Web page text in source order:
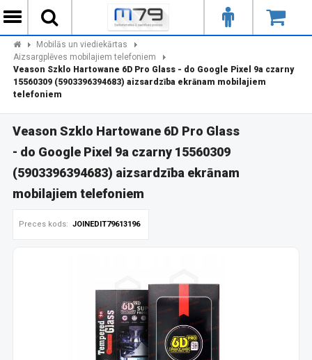
Mobilās un viediekārtas
Aizsargplēves mobilajiem telefoniem
Veason Szklo Hartowane 6D Pro Glass - do Google Pixel 9a czarny
15560309 (5903396394683) aizsardzība ekrānam mobilajiem
telefoniem
Veason Szklo Hartowane 6D Pro Glass
- do Google Pixel 9a czarny 15560309
(5903396394683) aizsardzība ekrānam
mobilajiem telefoniem
Preces kods: JOINEDIT79613196